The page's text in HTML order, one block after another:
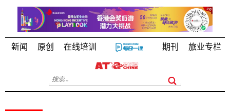
新闻 原创 在线培训 期刊 旅业专栏